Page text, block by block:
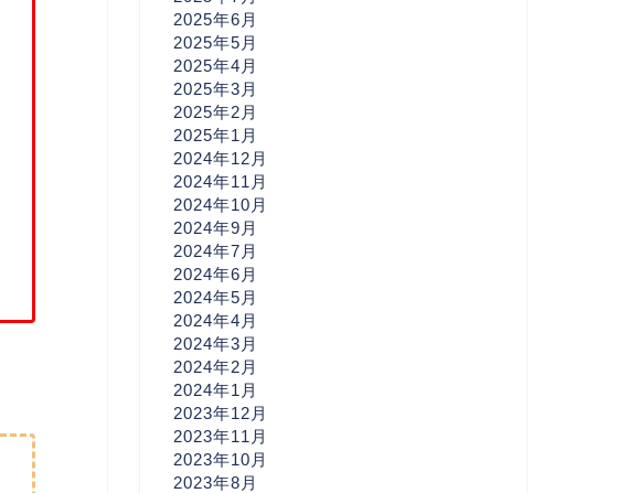
2025年6月
2025年5月
2025年4月
2025年3月
2025年2月
2025年1月
2024年12月
2024年11月
2024年10月
2024年9月
2024年7月
2024年6月
2024年5月
2024年4月
2024年3月
2024年2月
2024年1月
2023年12月
2023年11月
2023年10月
2023年8月